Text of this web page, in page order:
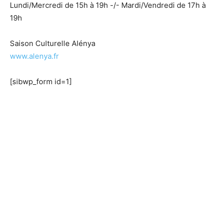
Lundi/Mercredi de 15h à 19h -/- Mardi/Vendredi de 17h à
19h
Saison Culturelle Alénya
www.alenya.fr
[sibwp_form id=1]